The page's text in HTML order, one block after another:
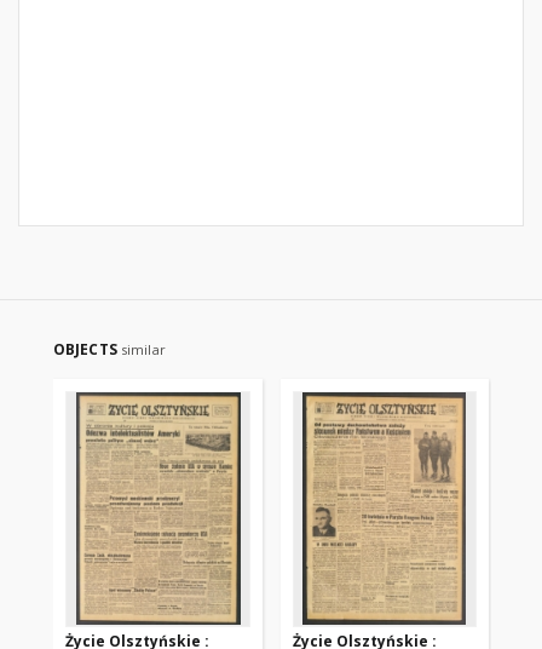
OBJECTS similar
Życie Olsztyńskie :
Życie Olsztyńskie :